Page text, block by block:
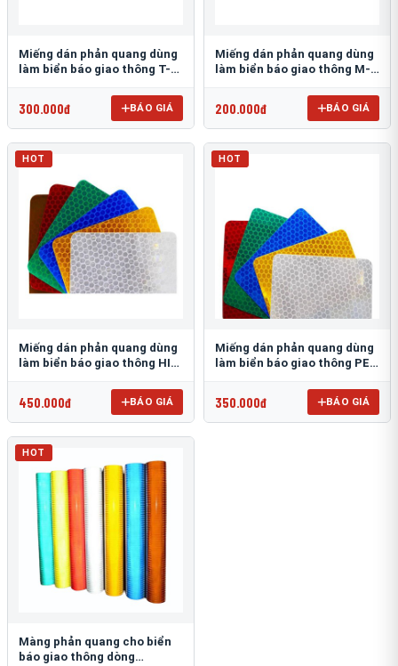
Miếng dán phản quang dùng
làm biển báo giao thông T-
300.000đ BÁO GIÁ
Miếng dán phản quang dùng
làm biển báo giao thông M-
200.000đ BÁO GIÁ
HOT
Miếng dán phản quang dùng
làm biển báo giao thông HIP
450.000đ BÁO GIÁ
HOT
Miếng dán phản quang dùng
làm biển báo giao thông PEG
350.000đ BÁO GIÁ
HOT
Màng phản quang cho biển
báo giao thông dòng